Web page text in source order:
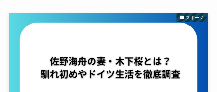
スポーツ